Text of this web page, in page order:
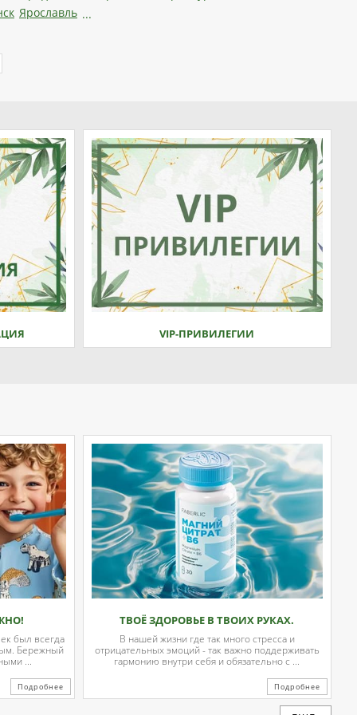
Ярославль ...
VIP-ПРИВИЛЕГИИ
был всегда
Бережный
...
Подробнее
ТВОЁ ЗДОРОВЬЕ В ТВОИХ РУКАХ.
В нашей жизни где так много стресса и
отрицательных эмоций - так важно поддерживать
гармонию внутри себя и обязательно с ...
Подробнее